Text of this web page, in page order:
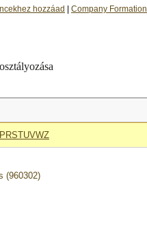
hozzáad Company Formation
P RSTUVWZ
(960302)